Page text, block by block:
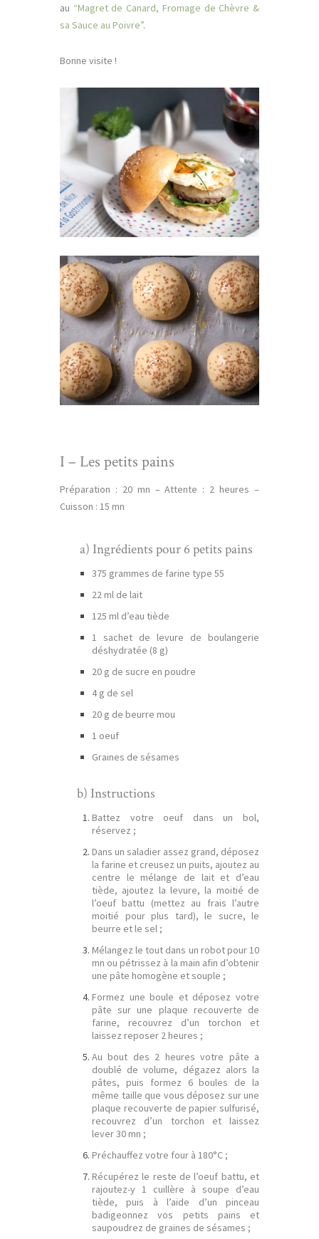
au “Magret de Canard, Fromage de Chèvre &
sa Sauce au Poivre”.
Bonne visite !
I – Les petits pains
Préparation : 20 mn – Attente : 2 heures –
Cuisson : 15 mn
a) Ingrédients pour 6 petits pains
375 grammes de farine type 55
22 ml de lait
125 ml d’eau tiède
1 sachet de levure de boulangerie
déshydratée (8 g)
20 g de sucre en poudre
4 g de sel
20 g de beurre mou
1 oeuf
Graines de sésames
b) Instructions
Battez votre oeuf dans un bol,
réservez ;
Dans un saladier assez grand, déposez
la farine et creusez un puits, ajoutez au
centre le mélange de lait et d’eau
tiède, ajoutez la levure, la moitié de
l’oeuf battu (mettez au frais l’autre
moitié pour plus tard), le sucre, le
beurre et le sel ;
Mélangez le tout dans un robot pour 10
mn ou pétrissez à la main afin d’obtenir
une pâte homogène et souple ;
Formez une boule et déposez votre
pâte sur une plaque recouverte de
farine, recouvrez d’un torchon et
laissez reposer 2 heures ;
Au bout des 2 heures votre pâte a
doublé de volume, dégazez alors la
pâtes, puis formez 6 boules de la
même taille que vous déposez sur une
plaque recouverte de papier sulfurisé,
recouvrez d’un torchon et laissez
lever 30 mn ;
Préchauffez votre four à 180°C ;
Récupérez le reste de l’oeuf battu, et
rajoutez-y 1 cuillère à soupe d’eau
tiède, puis à l’aide d’un pinceau
badigeonnez vos petits pains et
saupoudrez de graines de sésames ;